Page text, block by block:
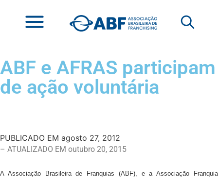
ABF e AFRAS participam
de ação voluntária
PUBLICADO EM agosto 27, 2012
– ATUALIZADO EM outubro 20, 2015
A Associação Brasileira de Franquias (ABF), e a Associação Franquia